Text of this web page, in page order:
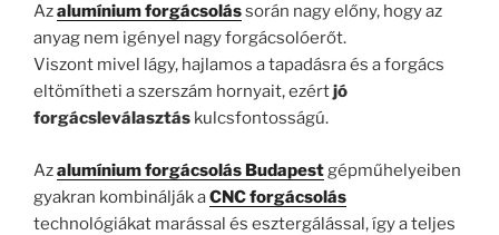
Azalumínium forgácsolássorán nagy előny, hogy az
anyag nem igényel nagy forgácsolóerőt.
Viszont mivel lágy, hajlamos a tapadásra és a forgács
eltömítheti a szerszám hornyait, ezértjó
forgácsleválasztás kulcsfontosságú.
Azalumínium forgácsolás Budapestgépműhelyeiben
gyakran kombinálják aCNC forgácsolás
technológiákat marással és esztergálással, így a teljes